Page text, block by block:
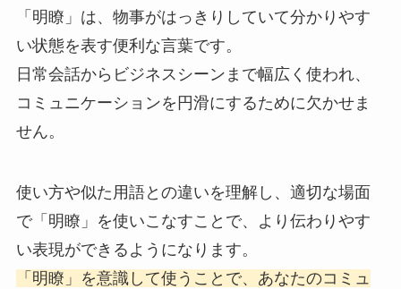
「明瞭」は、物事がはっきりしていて分かりやす
い状態を表す便利な言葉です。
日常会話からビジネスシーンまで幅広く使われ、
コミュニケーションを円滑にするために欠かせま
せん。
使い方や似た用語との違いを理解し、適切な場面
で「明瞭」を使いこなすことで、より伝わりやす
い表現ができるようになります。
「明瞭」を意識して使うことで、あなたのコミュ